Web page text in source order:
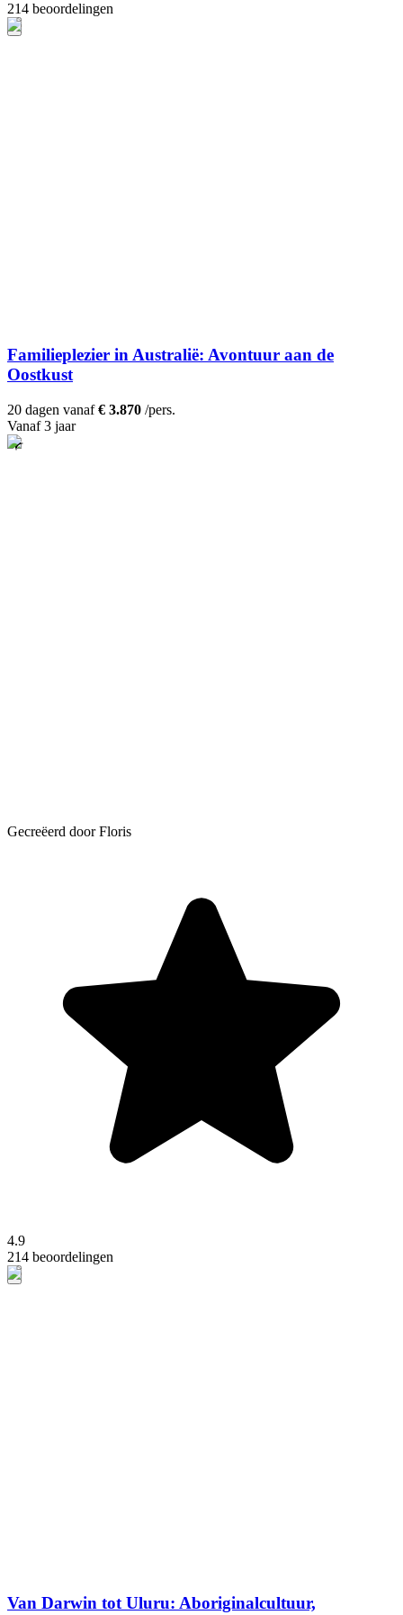
214 beoordelingen
Familieplezier in Australië: Avontuur aan de
Oostkust
20 dagen vanaf€ 3.870 /pers.
Vanaf 3 jaar
Gecreëerd door Floris
4.9
214 beoordelingen
Van Darwin tot Uluru: Aboriginalcultuur,